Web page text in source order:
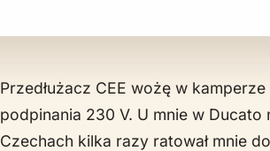
Przedłużacz CEE wożę w
podpinania 230 V. U mnie w
Czechach kilka razy ratował mnie